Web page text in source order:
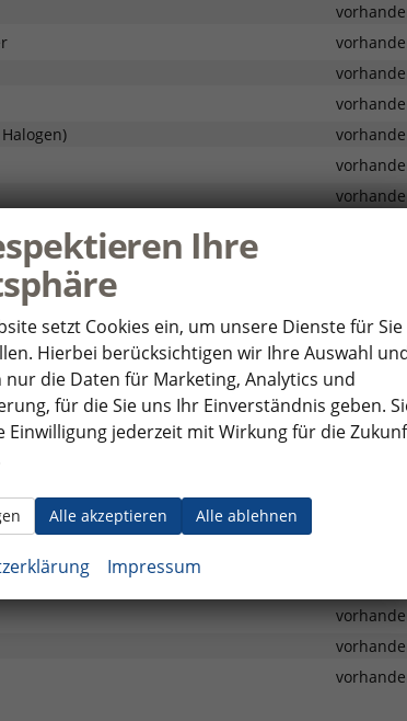
Expression/Journey für Hybrid-G 150 4x4)
vorhanden
vorhanden
Ihre
setzt Cookies ein, um unsere Dienste für Sie
Hierbei berücksichtigen wir Ihre Auswahl
die Daten für Marketing, Analytics und
für die Sie uns Ihr Einverständnis geben.
Einwilligung jederzeit mit Wirkung für die
Alle akzeptieren Alle ablehnen
Impressum